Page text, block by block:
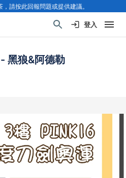
請按此回報問題或提供建議。
登入
黑狼&阿德勒